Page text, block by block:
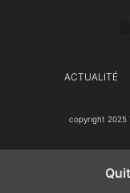
ACTUALITÉ
copyright 2025